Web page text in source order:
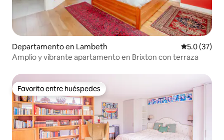
Departamento en Lambeth Calificación
5.0 (37)
Amplio y vibrante apartamento en Brixton con terraza
Favorito entre huéspedes
Favorito entre huéspedes